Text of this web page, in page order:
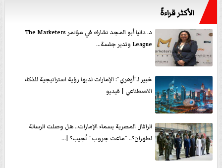
الأكثر قراءةً
د. داليا أبو المجد تشارك في مؤتمر The Marketers
League وتدير جلسة...
خبير لـ”أزهري”: الإمارات لديها رؤية استراتيجية للذكاء
الاصطناعي | فيديو
الرافال المصرية بسماء الإمارات.. هل وصلت الرسالة
لطهران؟.. ”ماعت جروب” تُجيب؟ |...